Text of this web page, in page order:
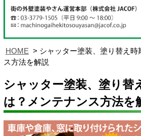
HOME
シャッター塗装、塗り替え
ス方法を解説
シャッター塗装、塗り替
は？メンテナンス方法を